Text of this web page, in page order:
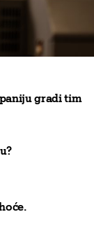
gradi tim